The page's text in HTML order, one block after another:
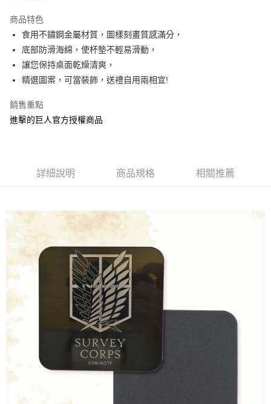
Apple Pay
街口支付
悠遊付
AFTEE先享後付
相關說明
２．便利：只要手機號碼，簡訊認證，即可結帳。
１．於結帳方式選擇「AFTEE先享後付」後，將跳轉至「AFTEE先享後付」
結帳頁面，進行簡訊認證並確認金額後，即可完成結帳。
２．訂單成立數日內，您將收到繳費通知簡訊。
３．收到繳費通知簡訊後14天內，點擊此簡訊中的連結，可透過四大超商／
ATM／網路銀行／等多元方式進行付款，方視為交易完成。
※ 請注意：結帳手續完成當下不需立刻繳費，但若您需要取消訂單，請聯絡
購買商品的店家。未經商家同意取消之訂單仍視為有效，需透過AFTEE先享
後付繳納相關費用。
※ 交易是否成功請以「AFTEE先享後付 」之結帳頁面顯示為準，若有關於
是否繳費成功／繳費後需取消欲退款等相關疑問，請聯繫「AFTEE先享後付
客戶支援中心」
https://netprotections.freshdesk.com/support/home
【注意事項】
１．透過由恩沛科技股份有限公司提供之「AFTEE先享後付」服務完成之交
易，需依本服務之必要範圍內提供個人資料，並將交易相關給付款項請求債
權轉讓予恩沛科技股份有限公司。
２．關於個人資料處理事宜，請瀏覽以下網址：
https://aftee.tw/terms/#terms3
付款後全家取貨
每筆NT$60，滿NT$499(含以上)免運費
7-11付款取貨
每筆NT$60，滿NT$499(含以上)免運費
每筆NT$60，滿NT$499(含以上)免運費
宅配
每筆NT$120，滿NT$499(含以上)免運費
海外宅配
商品特色
食用不鏽鋼金屬材質，圖樣刻畫質感滿分，
底部防滑海綿，使杯墊不輕易滑動，
讓您保持桌面乾燥清爽，
精選圖案，可當裝飾，送禮自用兩相宜!
銷售重點
進擊的巨人官方授權商品
詳細說明 商品規格 相關推薦